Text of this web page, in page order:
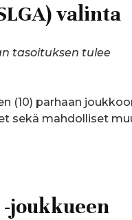
valinta
tasoituksen tulee
(10) parhaan
sekä mahdolliset
-joukkueen